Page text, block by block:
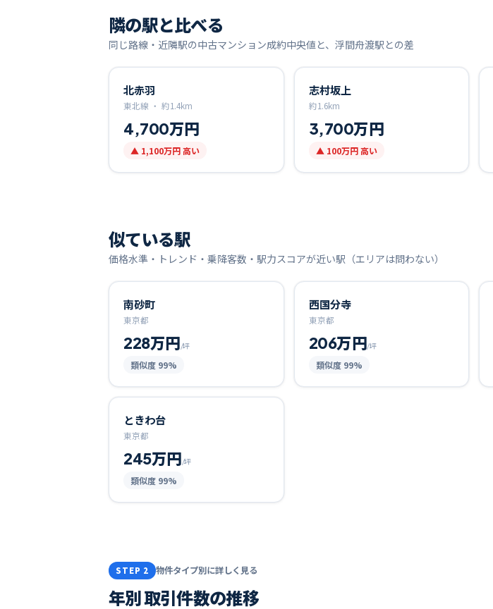
隣の駅と比べる
同じ路線・近隣駅の中古マンション成約中央値と、 浮間舟渡駅との差
北赤羽
東北線 ・ 約1.4km
4,700万円
▲ 1,100万円高い
志村坂上
約1.6km
3,700万円
▲ 100万円 高い
似ている駅
価格水準・トレンド・乗降客数・駅力スコアが近い駅（エリアは問わない）
南砂町
東京都
228万円/坪
類似度 99%
西国分寺
東京都
206万円/坪
類似度 99%
ときわ台
東京都
245万円/坪
類似度 99%
STEP 2 物件タイプ別に詳しく見る
年別 取引件数の推移